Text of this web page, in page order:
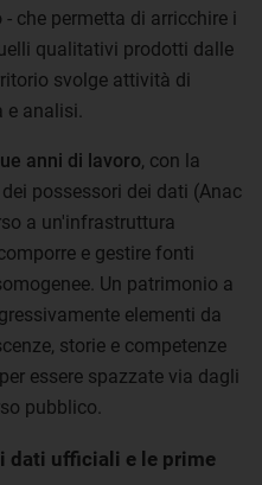
che permetta di arricchire i
qualitativi prodotti dalle
svolge attività di
analisi.
anni di lavoro, con la
possessori dei dati (Anac
a un'infrastruttura
e gestire fonti
Un patrimonio a
elementi da
storie e competenze
essere spazzate via dagli
pubblico.
i dati ufficiali e le prime